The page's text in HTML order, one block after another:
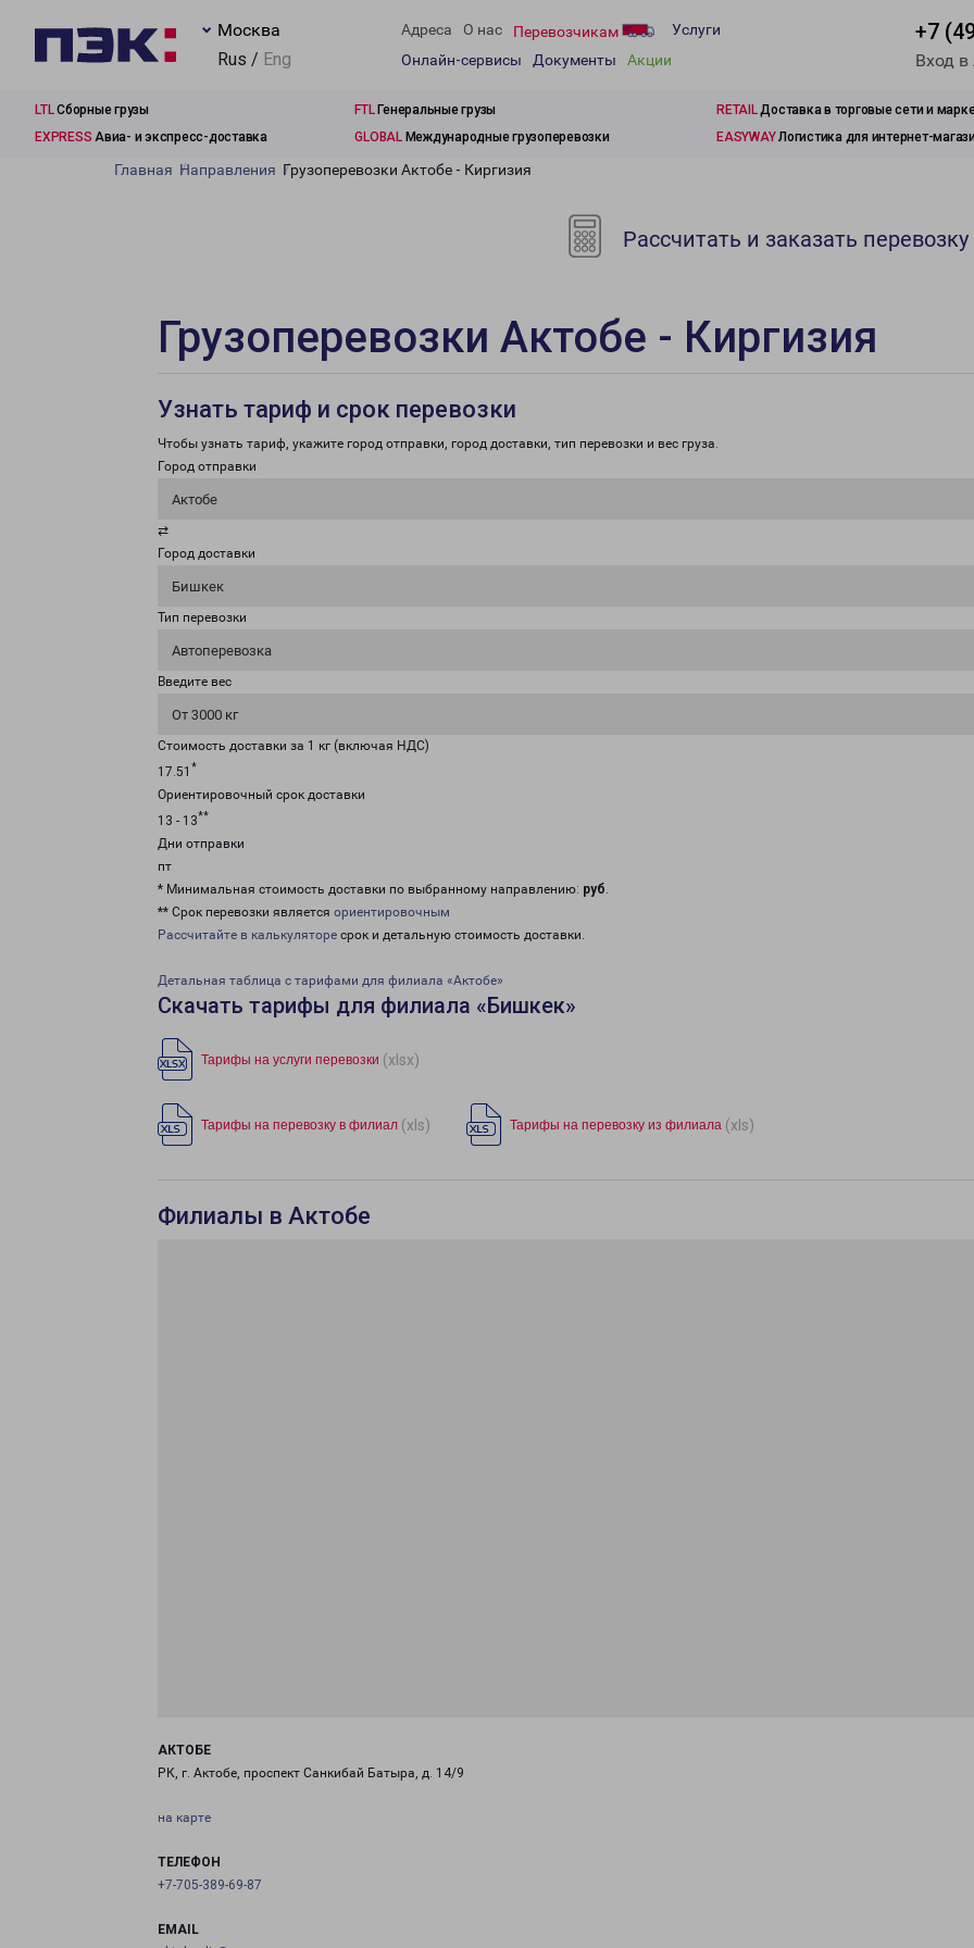
Москва
Rus / Eng
Адреса О нас Перевозчикам
Услуги
Онлайн-сервисы
Документы Акции
+7
Вход
LTLСборные грузы FTLГенеральные грузы RETAILДоставка в торговые сети и
EXPRESS Авиа- и экспресс-доставка GLOBALМеждународные грузоперевозки EASYWAYЛогистика для интернет-
Главная Направления Грузоперевозки Актобе - Киргизия
Рассчитать и заказать перевозку
Грузоперевозки Актобе - Киргизия
Узнать тариф и срок перевозки
Чтобы узнать тариф, укажите город отправки, город доставки, тип перевозки и вес груза.
Город отправки
Актобе
⇄
Город доставки
Бишкек
Тип перевозки
Автоперевозка
Введите вес
От 3000 кг
Стоимость доставки за 1 кг (включая НДС)
17.51 *
Ориентировочный срок доставки
13 - 13**
Дни отправки
пт
* Минимальная стоимость доставки по выбранному направлению: руб.
** Срок перевозки является ориентировочным
Рассчитайте в калькуляторе срок и детальную стоимость доставки.
Детальная таблица с тарифами для филиала «Актобе»
Скачать тарифы для филиала «Бишкек»
Тарифы на услуги перевозки (xlsx)
Тарифы на перевозку в филиал (xls) Тарифы на перевозку из филиала (xls)
Филиалы в Актобе
АКТОБЕ
РК, г. Актобе, проспект Санкибай Батыра, д. 14/9
на карте
ТЕЛЕФОН
+7-705-389-69-87
EMAIL